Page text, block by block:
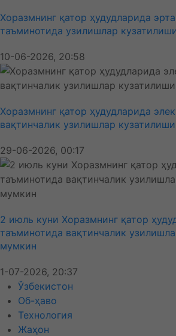
Хоразмнинг қатор ҳудудларида
таъминотида узилишлар
10-06-2026, 20:58
Хоразмнинг қатор ҳудудларида
вақтинчалик узилишлар
29-06-2026, 00:17
2 июль куни Хоразмнинг қатор
таъминотида вақтинчалик
мумкин
1-07-2026, 20:37
Ўзбекистон
Об-ҳаво
Технология
Жаҳон